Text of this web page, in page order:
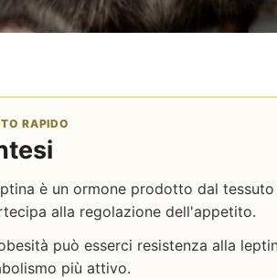
RAPIDO
è un ormone prodotto dal
alla regolazione dell'appetito.
può esserci resistenza alla
più attivo.